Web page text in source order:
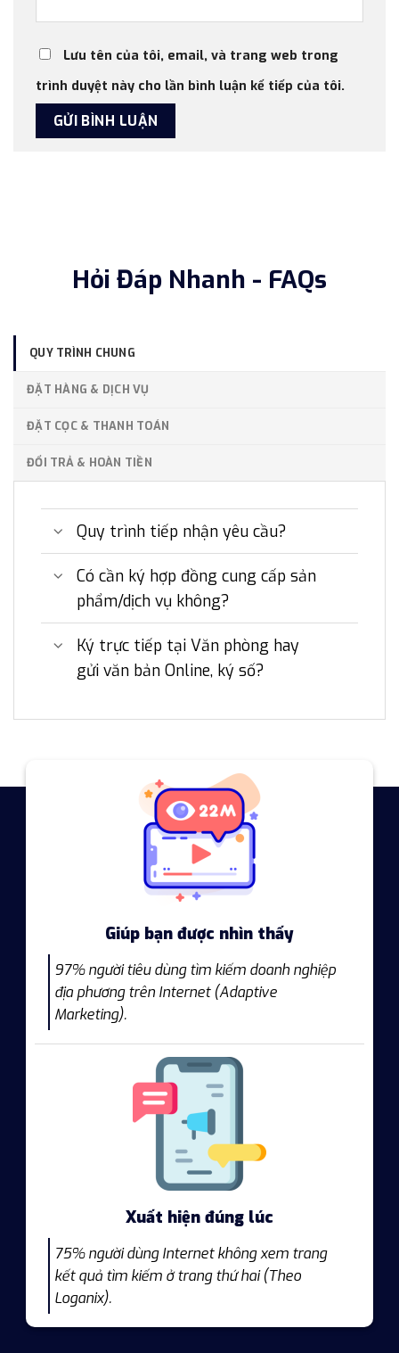
Lưu tên của tôi, email, và trang web trong
trình duyệt này cho lần bình luận kế tiếp của tôi.
Hỏi Đáp Nhanh - FAQs
QUY TRÌNH CHUNG
ĐẶT HÀNG & DỊCH VỤ
ĐẶT CỌC & THANH TOÁN
ĐỔI TRẢ & HOÀN TIỀN
Quy trình tiếp nhận yêu cầu?
Có cần ký hợp đồng cung cấp sản
phẩm/dịch vụ không?
Ký trực tiếp tại Văn phòng hay
gửi văn bản Online, ký số?
Giúp bạn được nhìn thấy
97% người tiêu dùng tìm kiếm doanh nghiệp
địa phương trên Internet (Adaptive
Marketing).
Xuất hiện đúng lúc
75% người dùng Internet không xem trang
kết quả tìm kiếm ở trang thứ hai (Theo
Loganix).